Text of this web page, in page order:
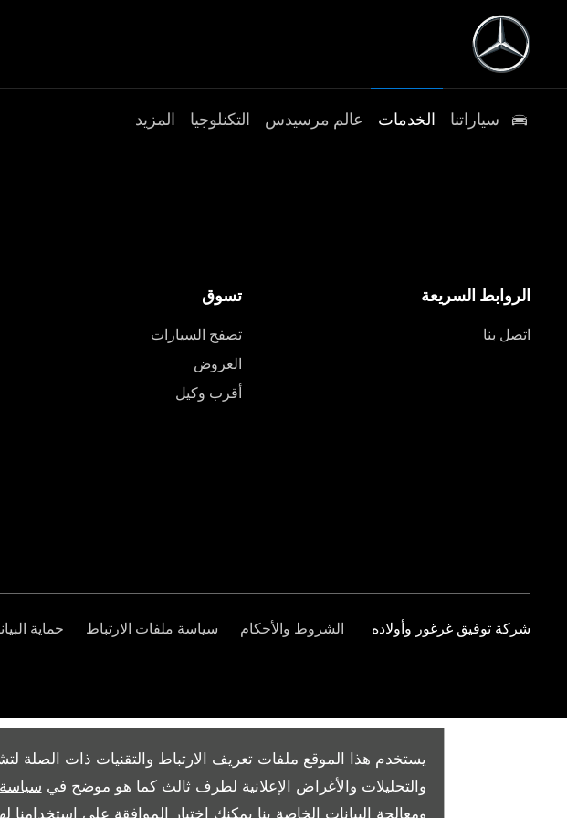
يستخدم هذا الموقع ملفات تعريف الارتباط والتقنيات ذات الصلة
والتحليلات والأغراض الإعلانية لطرف ثالث كما هو موضح في
ومعالجة البيانات الخاصة بنا يمكنك اختيار الموافقة على استخدامنا
سياراتنا الخدمات عالم مرسيدس التكنلوجيا المزيد
الروابط السريعة
اتصل بنا
تسوق
تصفح السيارات
العروض
أقرب وكيل
شركة توفيق غرغور وأولاده الشروط والأحكام سياسة ملفات الارتباط حماية